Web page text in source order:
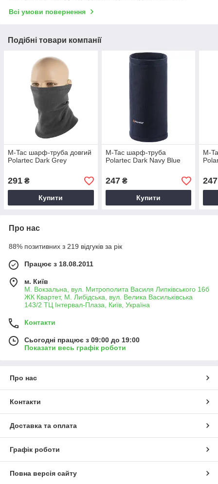
Всі умови повернення
Подібні товари компанії
M-Tac шарф-труба довгий
Polartec Dark Grey
291 ₴
Купити
M-Tac шарф-труба
Polartec Dark Navy Blue
247₴
Купити
M-
247
Про нас
88% позитивних з 219 відгуків за рік
Працює з 18.08.2011
м. Київ
М. Вокзальна, вул. Митрополита Василя Липківського 16б
ЖК Квартет, М. Либідська, вул. Велика Васильківська
143/2 ТЦ Інтервал-Плаза, Київ, Україна
Контакти
Сьогодні працює з 09:00 до 19:00
Показати весь графік роботи
Про нас
Контакти
Доставка та оплата
Графік роботи
Повна версія сайту